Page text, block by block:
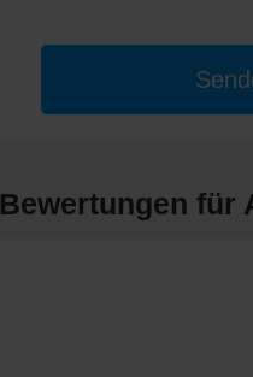
Bewertungen für